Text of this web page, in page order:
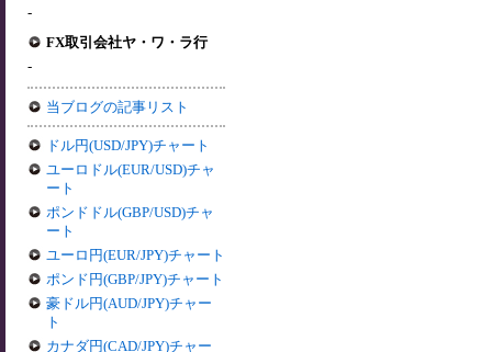
-
FX取引会社ヤ・ワ・ラ行
-
当ブログの記事リスト
ドル円(USD/JPY)チャート
ユーロドル(EUR/USD)チャ
ート
ポンドドル(GBP/USD)チャ
ート
ユーロ円(EUR/JPY)チャート
ポンド円(GBP/JPY)チャート
豪ドル円(AUD/JPY)チャー
ト
カナダ円(CAD/JPY)チャー